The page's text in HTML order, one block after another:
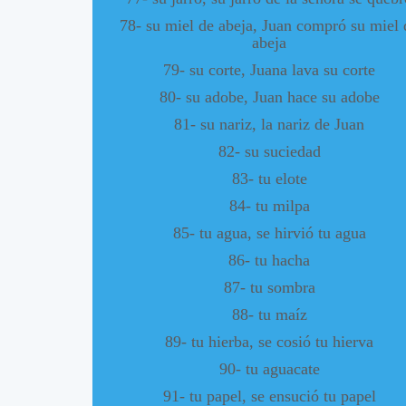
78- su miel de abeja, Juan compró su miel
abeja
79- su corte, Juana lava su corte
80- su adobe, Juan hace su adobe
81- su nariz, la nariz de Juan
82- su suciedad
83- tu elote
84- tu milpa
85- tu agua, se hirvió tu agua
86- tu hacha
87- tu sombra
88- tu maíz
89- tu hierba, se cosió tu hierva
90- tu aguacate
91- tu papel, se ensució tu papel